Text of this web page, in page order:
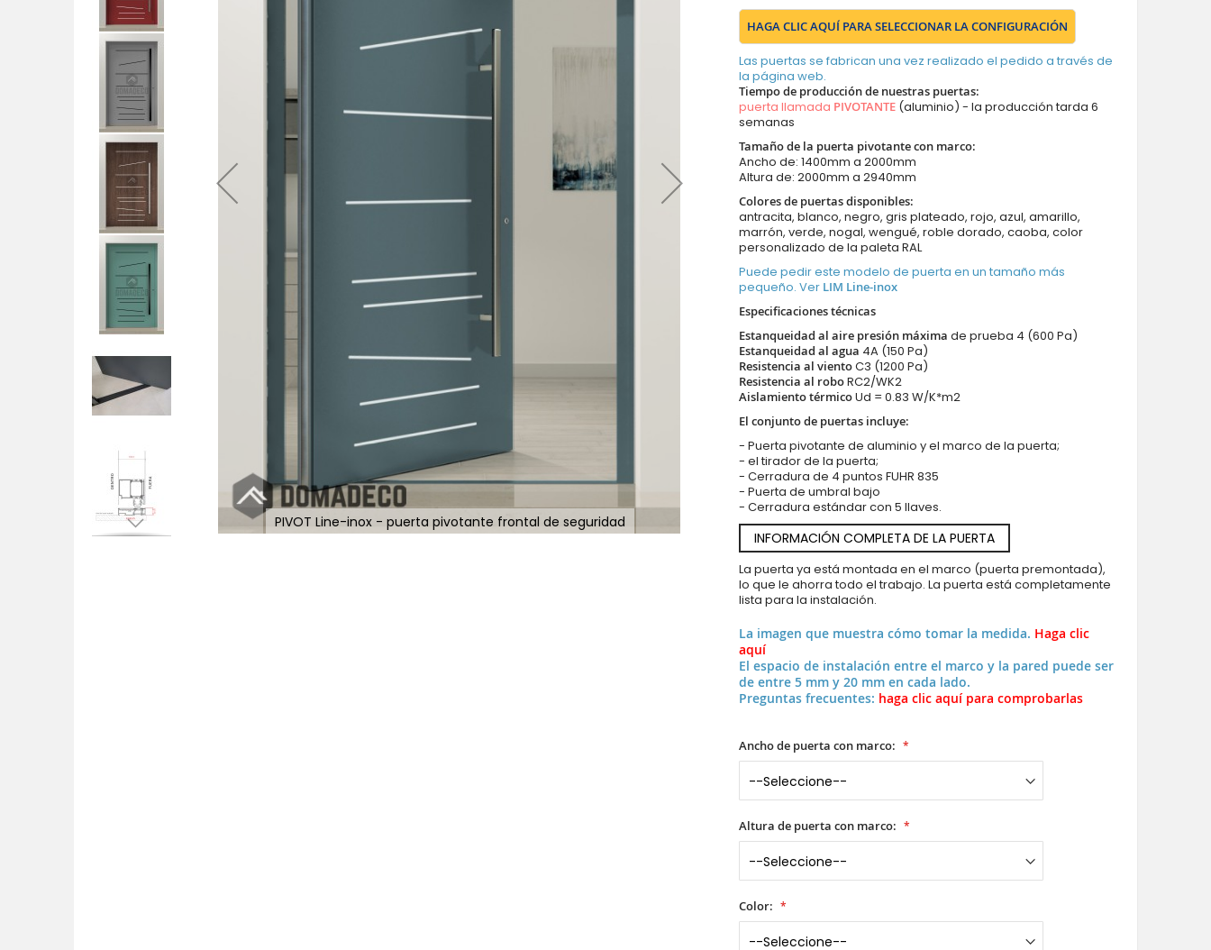
PIVOT Line-inox - puerta pivotante frontal de seguridad PIVOT Line-inox - puerta pivotante frontal de
HAGA CLIC AQUÍ PARA SELECCIONAR LA CONFIGURACIÓN
Las puertas se fabrican una vez realizado el pedido a través de
la página web.
Tiempo de producción de nuestras puertas:
puerta llamada PIVOTANTE (aluminio) - la producción tarda 6
semanas
Tamaño de la puerta pivotante con marco:
Ancho de: 1400mm a 2000mm
Altura de: 2000mm a 2940mm
Colores de puertas disponibles:
antracita, blanco, negro, gris plateado, rojo, azul, amarillo,
marrón, verde, nogal, wengué, roble dorado, caoba, color
personalizado de la paleta RAL
Puede pedir este modelo de puerta en un tamaño más
pequeño. Ver LIM Line-inox
Especificaciones técnicas
Estanqueidad al aire presión máxima de prueba 4 (600 Pa)
Estanqueidad al agua 4A (150 Pa)
Resistencia al vientoC3 (1200 Pa)
Resistencia al roboRC2/WK2
Aislamiento térmicoUd = 0.83 W/K*m2
El conjunto de puertas incluye:
- Puerta pivotante de aluminio y el marco de la puerta;
- el tirador de la puerta;
- Cerradura de 4 puntos FUHR 835
- Puerta de umbral bajo
- Cerradura estándar con 5 llaves.
INFORMACIÓN COMPLETA DE LA PUERTA
La puerta ya está montada en el marco (puerta premontada),
lo que le ahorra todo el trabajo. La puerta está completamente
lista para la instalación.
La imagen que muestra cómo tomar la medida. Haga clic
aquí
El espacio de instalación entre el marco y la pared puede ser
de entre 5 mm y 20 mm en cada lado.
Preguntas frecuentes: haga clic aquí para comprobarlas
Ancho de puerta con marco:
Altura de puerta con marco:
Color: